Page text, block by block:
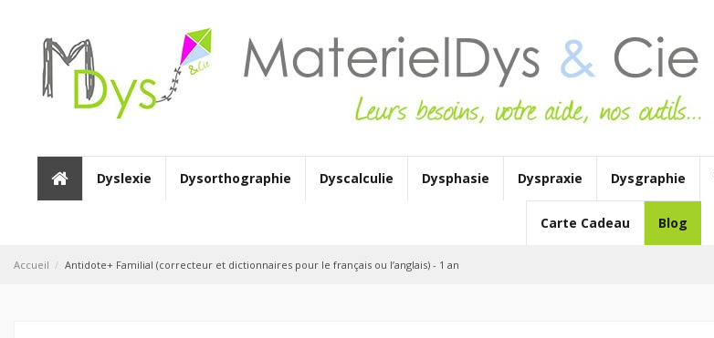
Dyslexie Dysorthographie Dyscalculie Dysphasie Dyspraxie Dysgraphie
Carte Cadeau Blog
Accueil Antidote+ Familial (correcteur et dictionnaires pour le français ou l’anglais) - 1 an